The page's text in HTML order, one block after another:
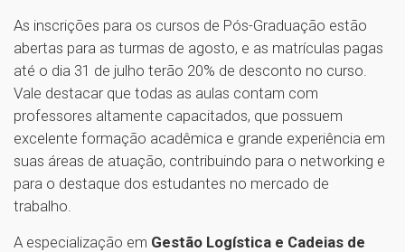
As inscrições para os cursos de Pós-Graduação estão
abertas para as turmas de agosto, e as matrículas pagas
até o dia 31 de julho terão 20% de desconto no curso.
Vale destacar que todas as aulas contam com
professores altamente capacitados, que possuem
excelente formação acadêmica e grande experiência em
suas áreas de atuação, contribuindo para o networking e
para o destaque dos estudantes no mercado de
trabalho.
A especialização em Gestão Logística e Cadeias de